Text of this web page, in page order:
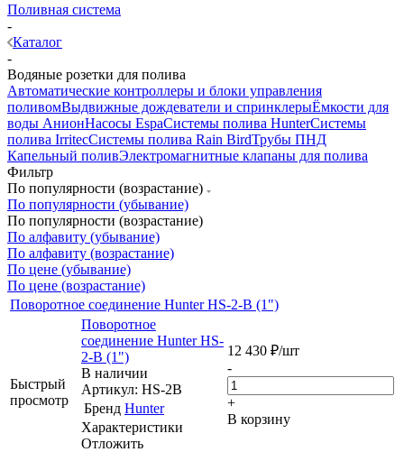
Поливная система
-
Каталог
-
Водяные розетки для полива
Автоматические контроллеры и блоки управления
поливомВыдвижные дождеватели и спринклерыЁмкости для
воды АнионНасосы EspaСистемы полива HunterСистемы
полива IrritecСистемы полива Rain BirdТрубы ПНД
Капельный поливЭлектромагнитные клапаны для полива
Фильтр
По популярности (возрастание)
По популярности (убывание)
По популярности (возрастание)
По алфавиту (убывание)
По алфавиту (возрастание)
По цене (убывание)
По цене (возрастание)
Поворотное соединение Hunter HS-2-B (1")
Быстрый
просмотр
Поворотное
соединение Hunter HS-
2-B (1")
В наличии
Артикул: HS-2B
Бренд Hunter
Характеристики
Отложить
12 430 ₽/шт
-
+
В корзину